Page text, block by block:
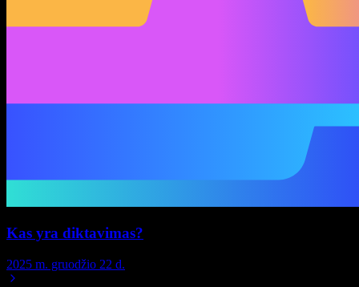
Kas yra diktavimas?
2025 m. gruodžio 22 d.